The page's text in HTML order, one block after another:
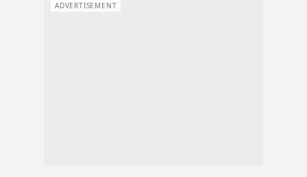
ADVERTISEMENT